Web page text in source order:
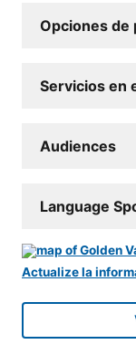
Opciones de
Servicios en
Audiences
Language
Actualize la